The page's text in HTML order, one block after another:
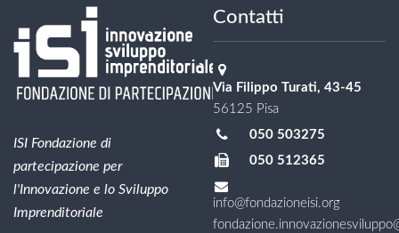
ISI Fondazione di
partecipazione per
l'Innovazione e lo Sviluppo
Imprenditoriale
Contatti
Via Filippo Turati, 43-45
56125 Pisa
050 503275
050 512365
info@fondazioneisi.org